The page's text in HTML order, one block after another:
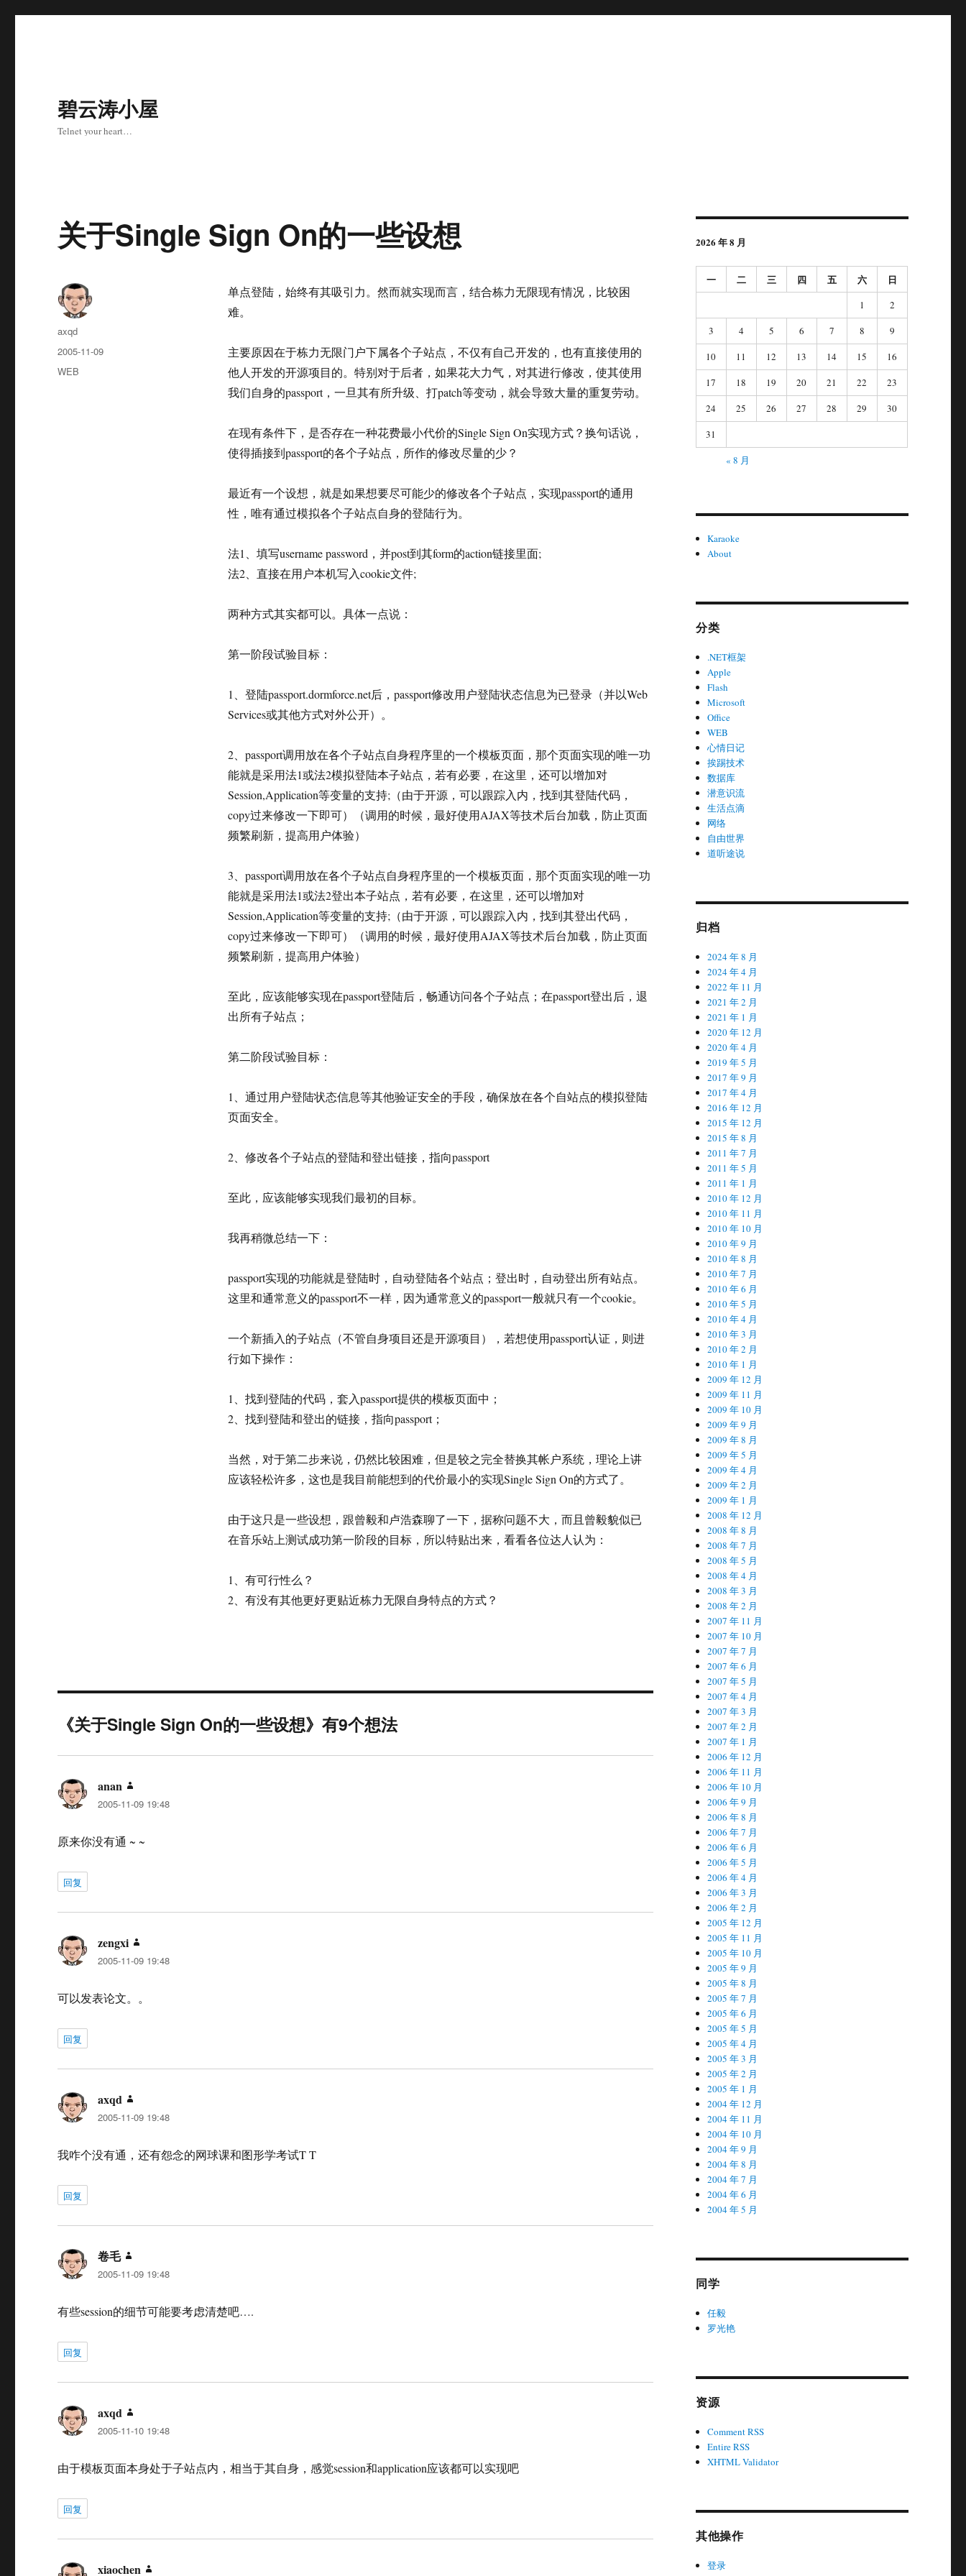
碧云涛小屋
Telnet your heart…
关于Single Sign On的一些设想
单点登陆，始终有其吸引力。然而就实现而言，结合栋力无限现有情况，比较困
难。
主要原因在于栋力无限门户下属各个子站点，不仅有自己开发的，也有直接使用的
他人开发的开源项目的。特别对于后者，如果花大力气，对其进行修改，使其使用
我们自身的passport，一旦其有所升级、打patch等变动，就会导致大量的重复劳动。
在现有条件下，是否存在一种花费最小代价的Single Sign On实现方式？换句话说，
使得插接到passport的各个子站点，所作的修改尽量的少？
最近有一个设想，就是如果想要尽可能少的修改各个子站点，实现passport的通用
性，唯有通过模拟各个子站点自身的登陆行为。
法1、填写username password，并post到其form的action链接里面;
法2、直接在用户本机写入cookie文件;
两种方式其实都可以。具体一点说：
第一阶段试验目标：
1、登陆passport.dormforce.net后，passport修改用户登陆状态信息为已登录（并以Web
Services或其他方式对外公开）。
2、passport调用放在各个子站点自身程序里的一个模板页面，那个页面实现的唯一功
能就是采用法1或法2模拟登陆本子站点，若有必要，在这里，还可以增加对
Session,Application等变量的支持;（由于开源，可以跟踪入内，找到其登陆代码，
copy过来修改一下即可）（调用的时候，最好使用AJAX等技术后台加载，防止页面
频繁刷新，提高用户体验）
3、passport调用放在各个子站点自身程序里的一个模板页面，那个页面实现的唯一功
能就是采用法1或法2登出本子站点，若有必要，在这里，还可以增加对
Session,Application等变量的支持;（由于开源，可以跟踪入内，找到其登出代码，
copy过来修改一下即可）（调用的时候，最好使用AJAX等技术后台加载，防止页面
频繁刷新，提高用户体验）
至此，应该能够实现在passport登陆后，畅通访问各个子站点；在passport登出后，退
出所有子站点；
第二阶段试验目标：
1、通过用户登陆状态信息等其他验证安全的手段，确保放在各个自站点的模拟登陆
页面安全。
2、修改各个子站点的登陆和登出链接，指向passport
至此，应该能够实现我们最初的目标。
我再稍微总结一下：
passport实现的功能就是登陆时，自动登陆各个站点；登出时，自动登出所有站点。
这里和通常意义的passport不一样，因为通常意义的passport一般就只有一个cookie。
一个新插入的子站点（不管自身项目还是开源项目），若想使用passport认证，则进
行如下操作：
1、找到登陆的代码，套入passport提供的模板页面中；
2、找到登陆和登出的链接，指向passport；
当然，对于第二步来说，仍然比较困难，但是较之完全替换其帐户系统，理论上讲
应该轻松许多，这也是我目前能想到的代价最小的实现Single Sign On的方式了。
由于这只是一些设想，跟曾毅和卢浩森聊了一下，据称问题不大，而且曾毅貌似已
在音乐站上测试成功第一阶段的目标，所以特贴出来，看看各位达人认为：
1、有可行性么？
2、有没有其他更好更贴近栋力无限自身特点的方式？
作
者
axqd
发
布
2005-11-09
分
WEB
《关于Single Sign On的一些设想》有9个想法
anan
道：
2005-11-09 19:48
原来你没有通 ~ ~
回复
zengxi
道：
2005-11-09 19:48
可以发表论文。。
回复
axqd
道：
2005-11-09 19:48
我咋个没有通，还有怨念的网球课和图形学考试T T
回复
卷毛
道：
2005-11-09 19:48
有些session的细节可能要考虑清楚吧….
回复
axqd
道：
2005-11-10 19:48
由于模板页面本身处于子站点内，相当于其自身，感觉session和application应该都可以实现吧
回复
xiaochen
2026 年 8 月
一 二 三 四 五 六 日
1
2
3
4 5 6 7 8
9
10
11 12 13 14 15
16
17
18 19 20 21 22
23
24
25 26 27 28 29
30
31
« 8 月
Karaoke
About
分类
.NET框架
Apple
Flash
Microsoft
Office
WEB
心情日记
挨踢技术
数据库
潜意识流
生活点滴
网络
自由世界
道听途说
归档
2024 年 8 月
2024 年 4 月
2022 年 11 月
2021 年 2 月
2021 年 1 月
2020 年 12 月
2020 年 4 月
2019 年 5 月
2017 年 9 月
2017 年 4 月
2016 年 12 月
2015 年 12 月
2015 年 8 月
2011 年 7 月
2011 年 5 月
2011 年 1 月
2010 年 12 月
2010 年 11 月
2010 年 10 月
2010 年 9 月
2010 年 8 月
2010 年 7 月
2010 年 6 月
2010 年 5 月
2010 年 4 月
2010 年 3 月
2010 年 2 月
2010 年 1 月
2009 年 12 月
2009 年 11 月
2009 年 10 月
2009 年 9 月
2009 年 8 月
2009 年 5 月
2009 年 4 月
2009 年 2 月
2009 年 1 月
2008 年 12 月
2008 年 8 月
2008 年 7 月
2008 年 5 月
2008 年 4 月
2008 年 3 月
2008 年 2 月
2007 年 11 月
2007 年 10 月
2007 年 7 月
2007 年 6 月
2007 年 5 月
2007 年 4 月
2007 年 3 月
2007 年 2 月
2007 年 1 月
2006 年 12 月
2006 年 11 月
2006 年 10 月
2006 年 9 月
2006 年 8 月
2006 年 7 月
2006 年 6 月
2006 年 5 月
2006 年 4 月
2006 年 3 月
2006 年 2 月
2005 年 12 月
2005 年 11 月
2005 年 10 月
2005 年 9 月
2005 年 8 月
2005 年 7 月
2005 年 6 月
2005 年 5 月
2005 年 4 月
2005 年 3 月
2005 年 2 月
2005 年 1 月
2004 年 12 月
2004 年 11 月
2004 年 10 月
2004 年 9 月
2004 年 8 月
2004 年 7 月
2004 年 6 月
2004 年 5 月
同学
任毅
罗光艳
资源
Comment RSS
Entire RSS
XHTML Validator
其他操作
登录